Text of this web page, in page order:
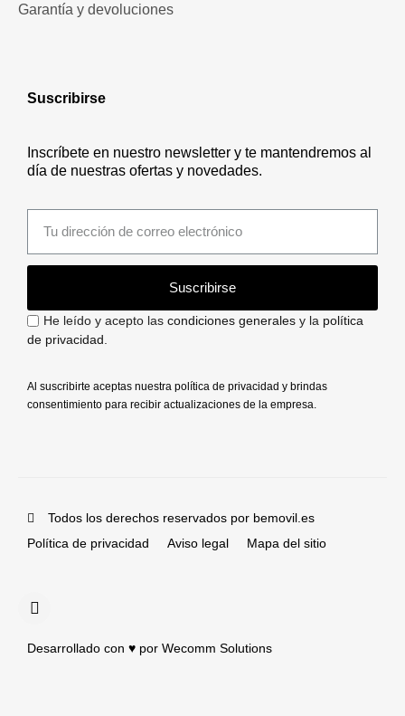
Garantía y devoluciones
Suscribirse
Inscríbete en nuestro newsletter y te mantendremos al
día de nuestras ofertas y novedades.
Suscribirse
He leído y acepto las condiciones generales y la política
de privacidad.
Al suscribirte aceptas nuestra política de privacidad y brindas
consentimiento para recibir actualizaciones de la empresa.
Todos los derechos reservados por bemovil.es
Política de privacidad
Aviso legal Mapa del sitio
Desarrollado con ♥️ por Wecomm Solutions